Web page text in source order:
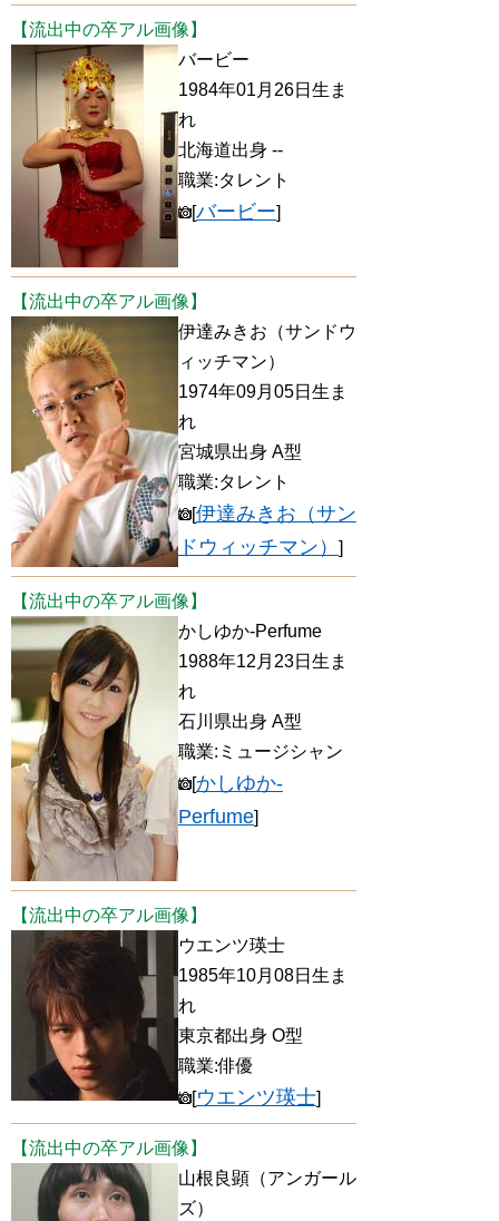
【流出中の卒アル画像】
バービー
1984年01月26日生ま
れ
北海道出身 --
職業:タレント
[バービー]
【流出中の卒アル画像】
伊達みきお（サンドウ
ィッチマン）
1974年09月05日生ま
れ
宮城県出身 A型
職業:タレント
[伊達みきお（サン
ドウィッチマン） ]
【流出中の卒アル画像】
かしゆか-Perfume
1988年12月23日生ま
れ
石川県出身 A型
職業:ミュージシャン
[かしゆか-
Perfume]
【流出中の卒アル画像】
ウエンツ瑛士
1985年10月08日生ま
れ
東京都出身 O型
職業:俳優
[ウエンツ瑛士]
【流出中の卒アル画像】
山根良顕（アンガール
ズ）